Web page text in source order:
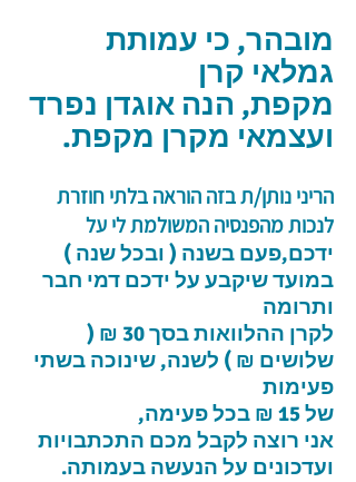
מובהר, כי עמותת
גמלאי קרן
מקפת, הנה אוגדן נפרד
ועצמאי מקרן מקפת.
הריני נותן/ת בזה הוראה בלתי חוזרת
לנכות מהפנסיה המשולמת לי על
ידכם,פעם בשנה ( ובכל שנה )
במועד שיקבע על ידכם דמי חבר
ותרומה
לקרן ההלוואות בסך 30 ₪ (
שלושים ₪ ) לשנה, שינוכה בשתי
פעימות
של 15 ₪ בכל פעימה,
אני רוצה לקבל מכם התכתבויות
ועדכונים על הנעשה בעמותה.